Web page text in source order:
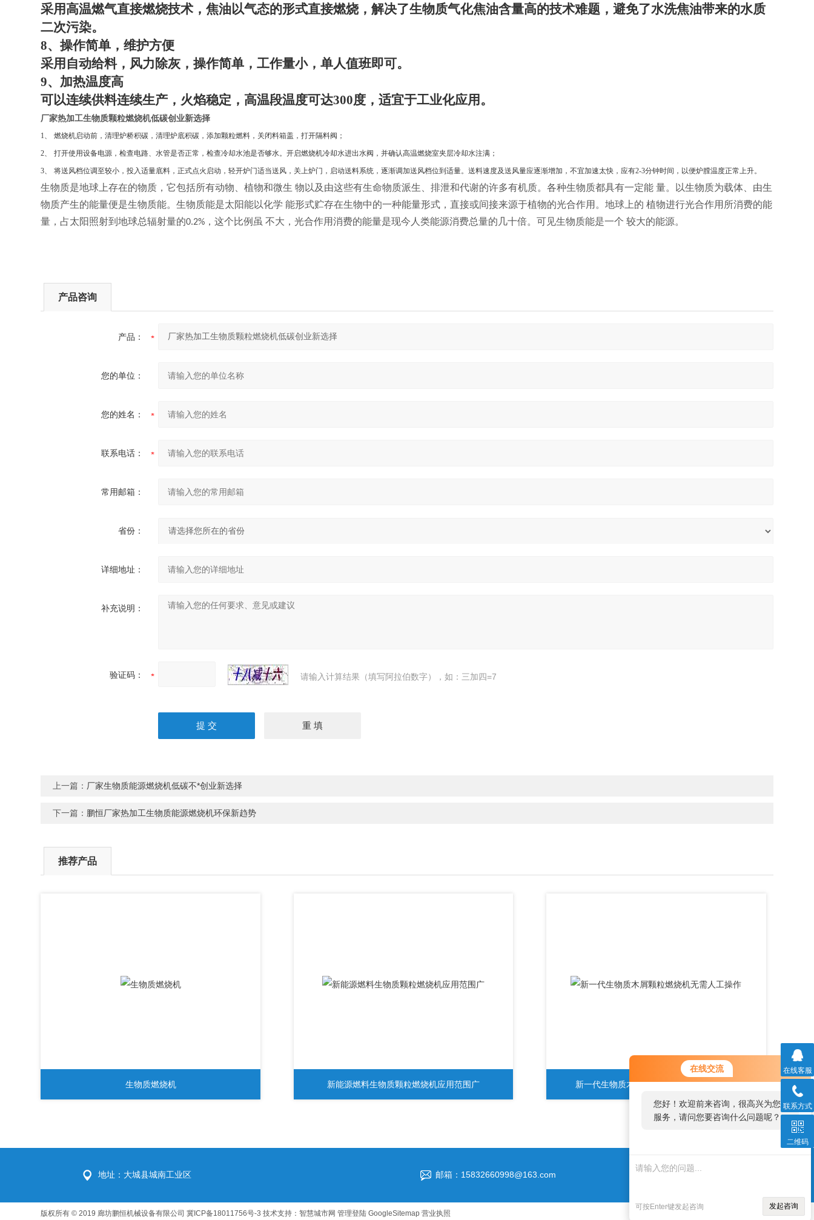
在线交流
您好！欢迎前来咨询，很高兴为您
服务，请问您要咨询什么问题呢？
您好，看您停留很久了，是否找到
了需求产品，您可以直接在线与我
可按Enter键发起咨询 发起咨询
采用高温燃气直接燃烧技术，焦油以气态的形式直接燃烧，解决了生物质气化焦油含量高的技术难题，避免了水洗焦油带来的水质
二次污染。
8、操作简单，维护方便
采用自动给料，风力除灰，操作简单，工作量小，单人值班即可。
9、加热温度高
可以连续供料连续生产，火焰稳定，高温段温度可达300度，适宜于工业化应用。
厂家热加工生物质颗粒燃烧机低碳创业新选择
1、 燃烧机启动前，清理炉桥积碳，清理炉底积碳，添加颗粒燃料，关闭料箱盖，打开隔料阀；
2、 打开使用设备电源，检查电路、水管是否正常，检查冷却水池是否够水。开启燃烧机冷却水进出水阀，并确认高温燃烧室夹层冷却水注满；
3、 将送风档位调至较小，投入适量底料，正式点火启动，轻开炉门适当送风，关上炉门，启动送料系统，逐渐调加送风档位到适量。送料速度及送风量应逐渐增加，不宜加速太快，应有2-3分钟时间，以便炉膛温度正常上升。
生物质是地球上存在的物质，它包括所有动物、植物和微生 物以及由这些有生命物质派生、排泄和代谢的许多有机质。各种生物质都具有一定能 量。以生物质为载体、由生
物质产生的能量便是生物质能。生物质能是太阳能以化学 能形式贮存在生物中的一种能量形式，直接或间接来源于植物的光合作用。地球上的 植物进行光合作用所消费的能
量，占太阳照射到地球总辐射量的0.2% ，这个比例虽 不大，光合作用消费的能量是现今人类能源消费总量的几十倍。可见生物质能是一个 较大的能源。
产品咨询
产品：
您的单位：
您的姓名：
联系电话：
常用邮箱：
省份：
详细地址：
补充说明：
验证码： 请输入计算结果（填写阿拉伯数字），如：三加四=7
上一篇： 厂家生物质能源燃烧机低碳不*创业新选择
下一篇： 鹏恒厂家热加工生物质能源燃烧机环保新趋势
推荐产品
生物质燃烧机 新能源燃料生物质颗粒燃烧机应用范围广 新一代生物质木屑颗粒燃烧机无需人工操作
地址：大城县城南工业区 邮箱：15832660998@163.com
版权所有 © 2019 廊坊鹏恒机械设备有限公司冀ICP备18011756号-3 技术支持：智慧城市网 管理登陆 GoogleSitemap 营业执照
在线客服
联系方式
二维码